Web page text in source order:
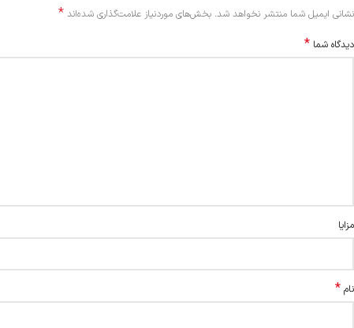
نشانی ایمیل شما منتشر نخواهد شد. بخش‌های موردنیاز علامت‌گذاری شده‌اند *
دیدگاه شما *
مزایا
نام *
Alternative: